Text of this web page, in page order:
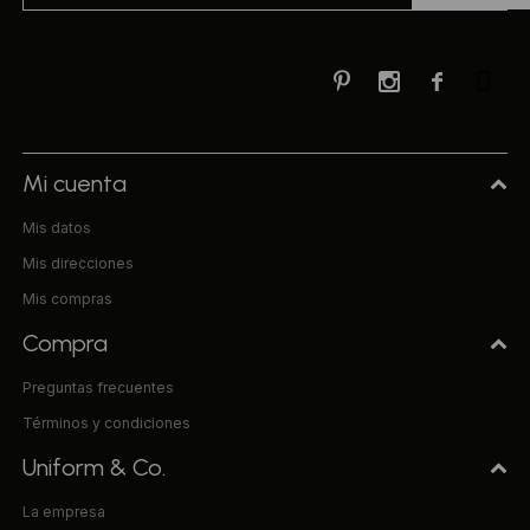

 
Mi cuenta
Mis datos
Mis direcciones
Mis compras
Compra
Preguntas frecuentes
Términos y condiciones
Uniform & Co.
La empresa